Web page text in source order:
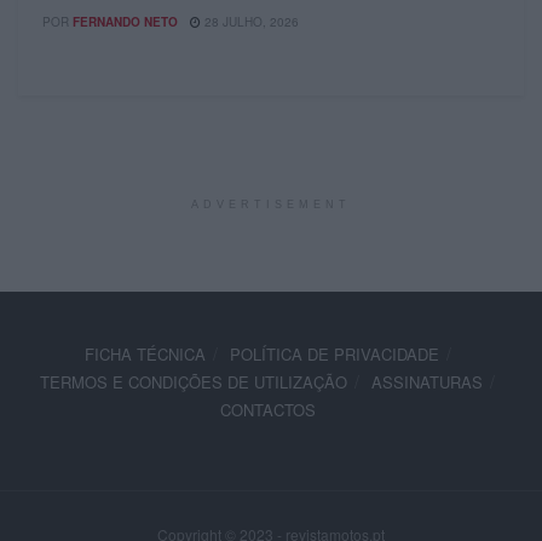
POR FERNANDO NETO 28 JULHO, 2026
FICHA TÉCNICA
POLÍTICA DE PRIVACIDADE
TERMOS E CONDIÇÕES DE UTILIZAÇÃO
ASSINATURAS
CONTACTOS
Copyright © 2023 - revistamotos.pt